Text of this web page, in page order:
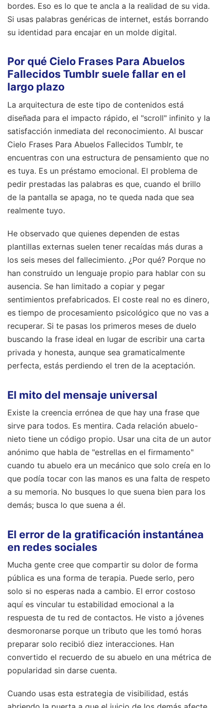
bordes. Eso es lo que te ancla a la realidad de su vida.
Si usas palabras genéricas de internet, estás borrando
su identidad para encajar en un molde digital.
Por qué Cielo Frases Para Abuelos
Fallecidos Tumblr suele fallar en el
largo plazo
La arquitectura de este tipo de contenidos está
diseñada para el impacto rápido, el "scroll" infinito y la
satisfacción inmediata del reconocimiento. Al buscar
Cielo Frases Para Abuelos Fallecidos Tumblr, te
encuentras con una estructura de pensamiento que no
es tuya. Es un préstamo emocional. El problema de
pedir prestadas las palabras es que, cuando el brillo
de la pantalla se apaga, no te queda nada que sea
realmente tuyo.
He observado que quienes dependen de estas
plantillas externas suelen tener recaídas más duras a
los seis meses del fallecimiento. ¿Por qué? Porque no
han construido un lenguaje propio para hablar con su
ausencia. Se han limitado a copiar y pegar
sentimientos prefabricados. El coste real no es dinero,
es tiempo de procesamiento psicológico que no vas a
recuperar. Si te pasas los primeros meses de duelo
buscando la frase ideal en lugar de escribir una carta
privada y honesta, aunque sea gramaticalmente
perfecta, estás perdiendo el tren de la aceptación.
El mito del mensaje universal
Existe la creencia errónea de que hay una frase que
sirve para todos. Es mentira. Cada relación abuelo-
nieto tiene un código propio. Usar una cita de un autor
anónimo que habla de "estrellas en el firmamento"
cuando tu abuelo era un mecánico que solo creía en lo
que podía tocar con las manos es una falta de respeto
a su memoria. No busques lo que suena bien para los
demás; busca lo que suena a él.
El error de la gratificación instantánea
en redes sociales
Mucha gente cree que compartir su dolor de forma
pública es una forma de terapia. Puede serlo, pero
solo si no esperas nada a cambio. El error costoso
aquí es vincular tu estabilidad emocional a la
respuesta de tu red de contactos. He visto a jóvenes
desmoronarse porque un tributo que les tomó horas
preparar solo recibió diez interacciones. Han
convertido el recuerdo de su abuelo en una métrica de
popularidad sin darse cuenta.
Cuando usas esta estrategia de visibilidad, estás